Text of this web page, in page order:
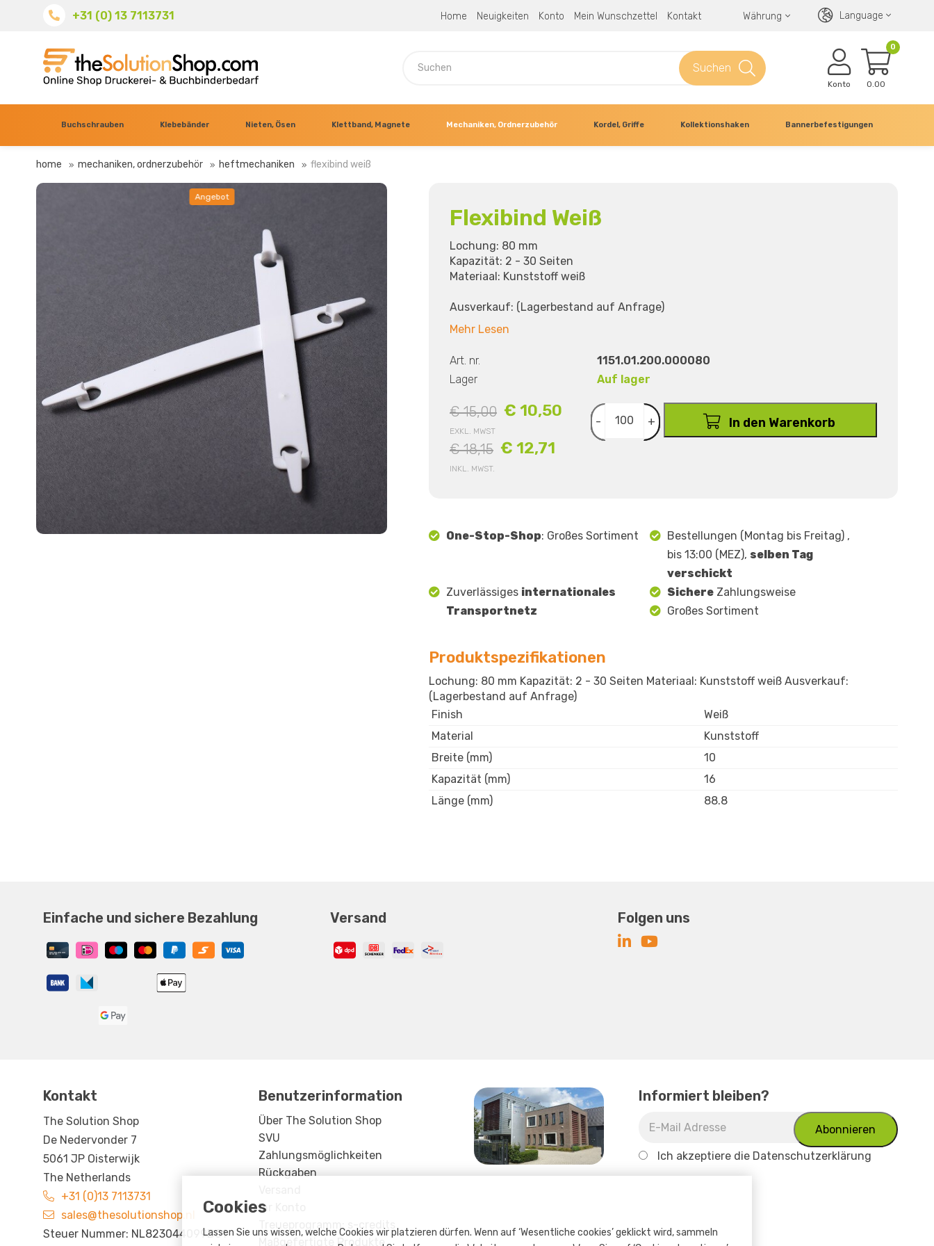
Cookies
Lassen Sie uns wissen, welche Cookies wir platzieren dürfen. Wenn auf ‘Wesentliche cookies’ geklickt wird, sammeln
+31 (0) 13 7113731 Language
Währung
Home Neuigkeiten Konto Mein Wunschzettel Kontakt
Suchen
0
0.00
Konto
Buchschrauben Klebebänder Nieten, Ösen Klettband, Magnete Mechaniken, Ordnerzubehör Kordel, Griffe Kollektionshaken Bannerbefestigungen
home mechaniken, ordnerzubehör heftmechaniken flexibind weiß
Angebot
Flexibind Weiß
Lochung: 80 mm
Kapazität: 2 - 30 Seiten
Materiaal: Kunststoff weiß
Ausverkauf: (Lagerbestand auf Anfrage)
Mehr Lesen
Art. nr.
1151.01.200.000080
Lager
Auf lager
€ 15,00 € 10,50
EXKL. MWST
€ 18,15 € 12,71
INKL. MWST.
- + In den Warenkorb
One-Stop-Shop: Großes Sortiment
Bestellungen (Montag bis Freitag) ,
bis 13:00 (MEZ), selben Tag
verschickt
Zuverlässiges internationales
Transportnetz
SichereZahlungsweise
Großes Sortiment
Produktspezifikationen
Lochung: 80 mm Kapazität: 2 - 30 Seiten Materiaal: Kunststoff weiß Ausverkauf:
(Lagerbestand auf Anfrage)
Finish
Weiß
Material
Kunststoff
Breite (mm)
10
Kapazität (mm)
16
Länge (mm)
88.8
Einfache und sichere Bezahlung Versand Folgen uns
Kontakt
The Solution Shop
De Nedervonder 7
5061 JP Oisterwijk
The Netherlands
+31 (0)13 7113731
sales@thesolutionshop.nl
Steuer Nummer: NL823044099B01
Benutzerinformation
Über The Solution Shop
SVU
Zahlungsmöglichkeiten
Rückgaben
Ihr Konto
Treueprogramm: s-credits
Maßgefertigte Produkte
Informiert bleiben?
Ich akzeptiere die Datenschutzerklärung